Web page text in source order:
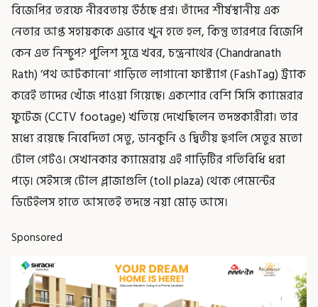
বিজেপির তরফে নীরবতায় উঠছে প্রশ্ন। তাঁদের শীর্ষস্থানীয় এক
নেতার আপ্ত সহায়ককে এভাবে খুন হতে হল, কিন্তু তারপরে বিজেপি
কেন এত নিশ্চুপ? পুলিশ সূত্রে খবর, চন্দ্রনাথের (Chandranath
Rath) ‘পথ আটকানো’ গাড়িতে লাগানো ফাস্ট্যাগ (FashTag) ট্র্যাক
করেই তাদের খোঁজ পাওয়া গিয়েছে। একশোর বেশি সিসি ক্যামেরার
ফুটেজ (CCTV footage) খতিয়ে দেখেছিলেন তদন্তকারীরা। তার
মধ্যে রয়েছে নিবেদিতা সেতু, ডানকুনি ও দ্বিতীয় হুগলি সেতুর মতো
টোল গেটও। সেখানকার ক্যামেরায় এই গাড়িটির গতিবিধি ধরা
পড়ে। সেইসঙ্গে টোল প্লাজাগুলি (toll plaza) থেকে পেমেন্টের
ডিটেইলস হাতে আসতেই তদন্তে নয়া মোড় আসে।
Sponsored